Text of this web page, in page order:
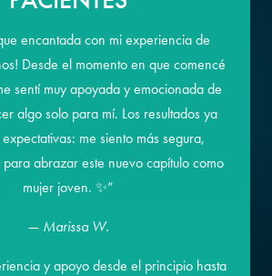
encantada con mi experiencia de
Desde el momento en que comencé
sentí muy apoyada y emocionada de
algo solo para mí. Los resultados ya
me siento más segura,
abrazar este nuevo capítulo como
mujer joven. ✨”
— Marissa W.
y apoyo desde el principio hasta